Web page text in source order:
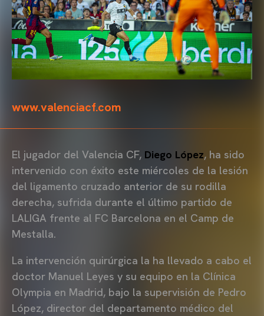
www.valenciacf.com
El jugador del Valencia CF, Diego López, ha sido
intervenido con éxito este miércoles de la lesión
del ligamento cruzado anterior de su rodilla
derecha, sufrida durante el último partido de
LALIGA frente al FC Barcelona en el Camp de
Mestalla.
La intervención quirúrgica la ha llevado a cabo el
doctor Manuel Leyes y su equipo en la Clínica
Olympia en Madrid, bajo la supervisión de Pedro
López, director del departamento médico del